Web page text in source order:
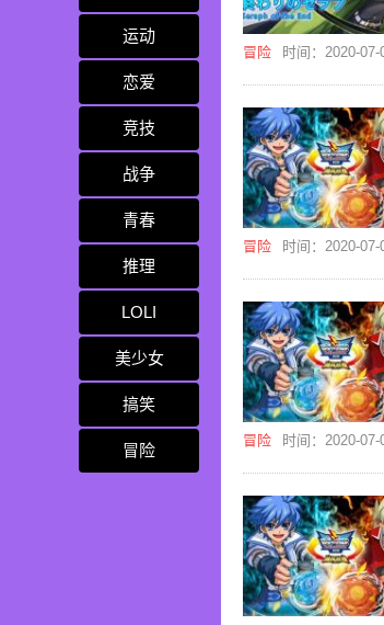
运动
恋爱
竞技
战争
青春
推理
LOLI
美少女
搞笑
冒险
冒险 时间：2020-07-
冒险 时间：2020-07-
冒险 时间：2020-07-